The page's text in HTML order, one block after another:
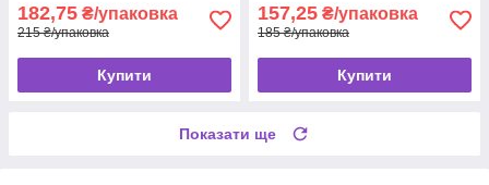
182,75 ₴/упаковка
215 ₴/упаковка
Купити
157,25 ₴/упаковка
185 ₴/упаковка
Купити
Показати ще